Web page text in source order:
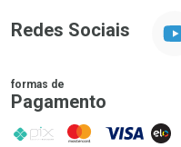
Redes Sociais
formas de
Pagamento
PIX MasterCard
VISA ELO